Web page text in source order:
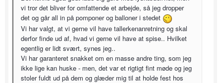
vi tror det bliver for omfattende et arbejde, så jeg dropper
det og går all in på pomponer og balloner i stedet
Vi har valgt, at vi gerne vil have tallerkenanretning og skal
derfor finde ud af, hvad vi gerne vil have at spise.. Hvilket
egentlig er lidt svært, synes jeg..
Vi har garanteret snakket om en masse andre ting, som jeg
ikke lige kan huske - men, det var et rigtigt fint møde og jeg
stoler fuldt ud på dem og glæder mig til at holde fest hos